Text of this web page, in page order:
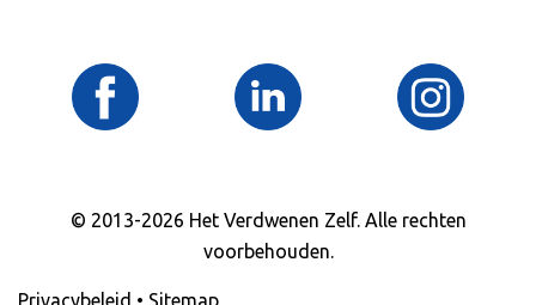
© 2013-2026 Het Verdwenen Zelf. Alle rechten
voorbehouden.
Privacybeleid • Sitemap